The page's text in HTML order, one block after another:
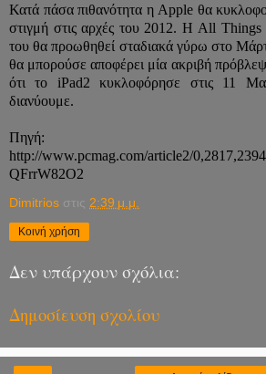
Κατά πάσα πιθανότητα η Apple θα
στιγμή στις αρχές του 2012. Η All
του θα προωθηθεί σταδιακά γύρω στο
θα μπορούσε αποφέρει μία ακριβή
ότι το iPad2 κυκλοφόρησε στις 11
διανύουμε.
Πηγή:
http://www.pcmag.com/article2/
QFrrW82O2
Dimitrios στις 2:39 μ.μ.
Κοινή χρήση
Δεν υπάρχουν σχόλια:
Δημοσίευση σχολίου